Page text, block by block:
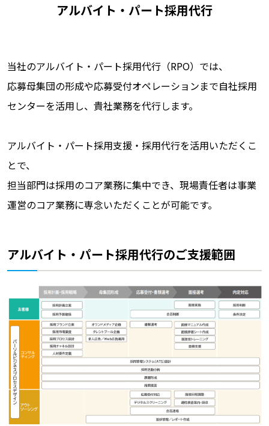
アルバイト・パート採用代行
当社のアルバイト・パート採用代行（RPO）では、
応募母集団の形成や応募受付オペレーションまで自社採用
センターを活用し、貴社業務を代行します。
アルバイト・パート採用支援・採用代行を活用いただくこ
とで、
担当部門は採用のコア業務に集中でき、現場責任者は事業
運営のコア業務に専念いただくことが可能です。
アルバイト・パート採用代行のご支援範囲